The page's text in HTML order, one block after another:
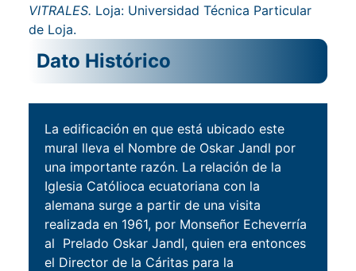
VITRALES. Loja: Universidad Técnica Particular
de Loja.
La edificación en que está ubicado este
mural lleva el Nombre de Oskar Jandl por
una importante razón. La relación de la
Iglesia Católioca ecuatoriana con la
alemana surge a partir de una visita
realizada en 1961, por Monseñor Echeverría
al Prelado Oskar Jandl, quien era entonces
el Director de la Cáritas para la